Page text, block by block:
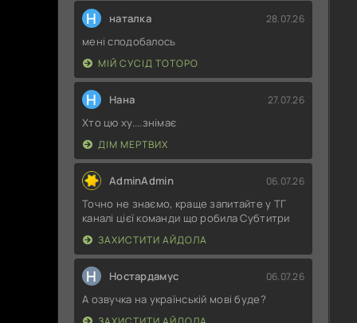
Н наталка 28.07.26
мені сподобалось
МІЙ СУСІД ТОТОРО
Н Нана 27.07.26
Хто цю ху....знімає
ДІМ МЕРТВИХ
AdminAdmin 06.07.26
Точно не знаємо, краще запитайте у ТГ
каналі цієї команди що робила Субтитри
ЗАХИСТИТИ АЙДОЛА
Н Ностардамус 06.07.26
А озвучка на українській мові буде?